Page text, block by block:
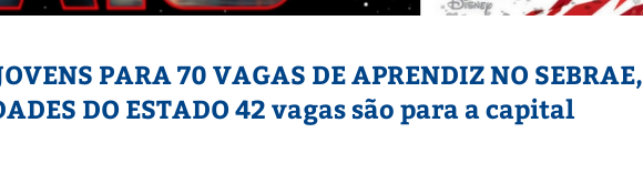
PARA 70 VAGAS DE APRENDIZ NO SEBRAE,
DO ESTADO 42 vagas são para a capital